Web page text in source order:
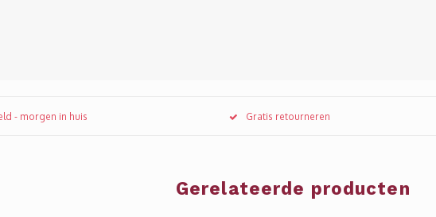
- morgen in huis Gratis retourneren
Gerelateerde producten